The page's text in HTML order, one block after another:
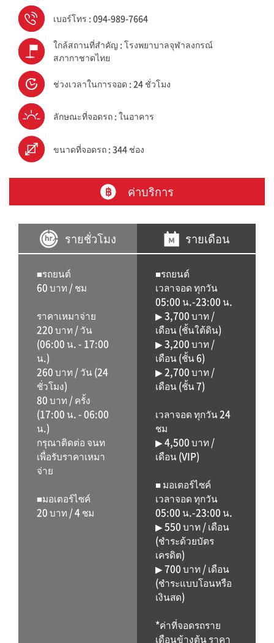
เบอร์โทร : 094-989-7664
ใกล้สถานที่สำคัญ : โรงพยาบาลจุฬาลงกรณ์
สภากาชาดไทย
ช่วงเวลาในการจอด : 24 ชั่วโมง
ลักษณะที่จอดรถ : ในอาคาร
ขนาดที่จอดรถ : 344 ช่อง
ค่าบริการ
รายชั่วโมง
■รถยนต์
60 บาท / ชม
ราคาเหมาจ่าย
220 บาท / วัน
(06:00 น. - 17:00
น.)
260 บาท / วัน (24
ชั่วโมง)
80 บาท / ครั้ง
(17:00 น. - 06:00
น.)
กรุณาติดต่อ จนท
เพื่อรับราคาเหมา
จ่าย
■มอเตอร์ไซค์
20 บาท / 4 ชม
รายเดือน
■รถยนต์
เวลาจอด ทุกวัน
05:00 น.-23:00 น.
▶ 3,700 บาท /
เดือน (ชั้นใต้ดิน)
▶ 3,200 บาท /
เดือน (ชั้น 6)
▶ 2,700 บาท /
เดือน (ชั้น 7)
เวลาจอด ทุกวัน 24
ชม
▶ 4,500 บาท /
เดือน (VIP)
■ มอเตอร์ไซค์
เวลาจอด ทุกวัน
05:00 น.-23:00 น.
▶ 550 บาท / เดือน
(ชำระด้วยบัตร
เครดิต)
▶ 700 บาท / เดือน
(ชำระแบบโอนหรือ
เงินสด)
*ค่าที่จอดรถราย
เดือนข้างต้น ราคา